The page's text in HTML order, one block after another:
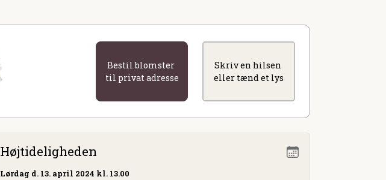
Bestil blomster
til privat adresse
Skriv en hilsen
eller tænd et lys
Højtideligheden
Lørdag d. 13. april 2024 kl. 13.00